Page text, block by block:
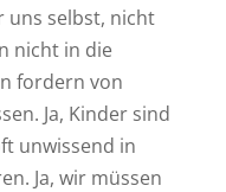
uns selbst, nicht
nicht in die
fordern von
Ja, Kinder sind
unwissend in
Ja, wir müssen